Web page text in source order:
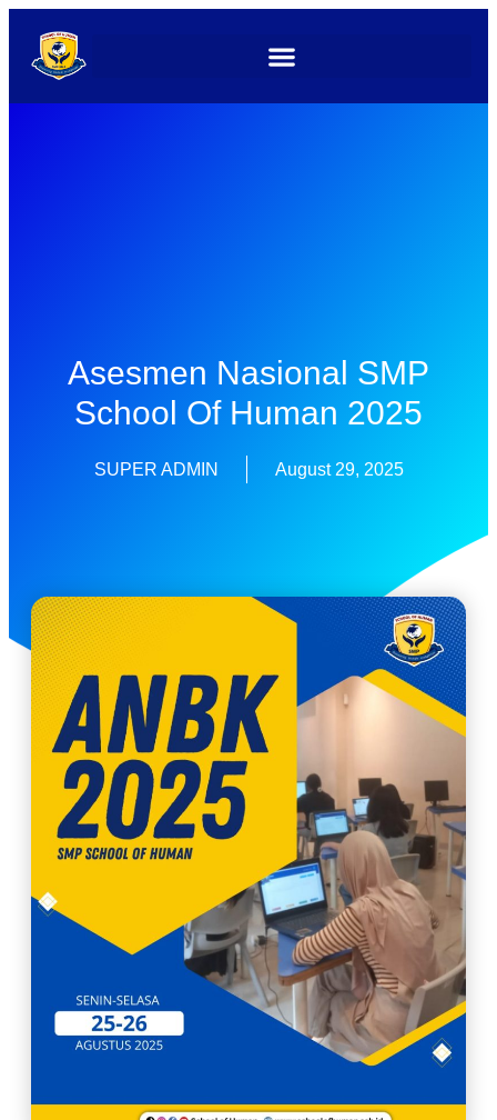
Asesmen Nasional SMP
School Of Human 2025
SUPER ADMIN August 29, 2025